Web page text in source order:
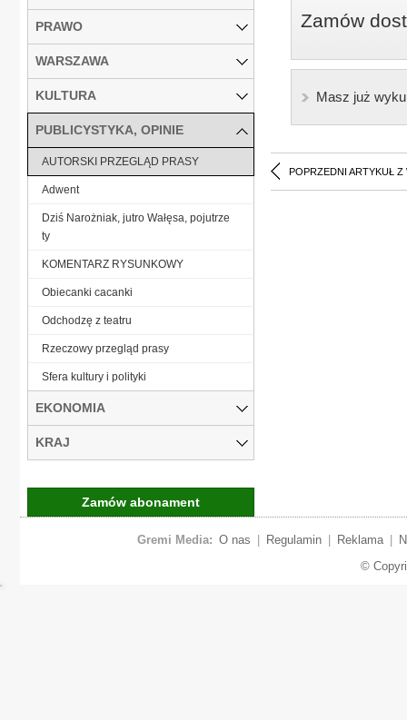
Zamów
Masz już
POPRZEDNI ARTYKUŁ Z
PRAWO
WARSZAWA
KULTURA
PUBLICYSTYKA, OPINIE
AUTORSKI PRZEGLĄD PRASY
Adwent
Dziś Narożniak, jutro Wałęsa, pojutrze
ty
KOMENTARZ RYSUNKOWY
Obiecanki cacanki
Odchodzę z teatru
Rzeczowy przegląd prasy
Sfera kultury i polityki
EKONOMIA
KRAJ
Zamów abonament
Gremi Media: O nas Regulamin Reklama
©